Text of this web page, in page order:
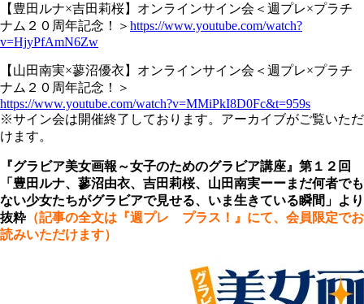
【豊田ルナ×吉田莉桜】オンラインサイン会＜週プレ×プラチ
ナム２０周年記念！＞ https://www.youtube.com/watch?
v=HjyPfAmN6Zw
【山田南実×蓼沼優衣】オンラインサイン会＜週プレ×プラチ
ナム２０周年記念！＞
https://www.youtube.com/watch?v=MMiPkI8D0Fc&t=959s
※サイン会は開催終了しております。アーカイブがご覧いただ
けます。
『グラビア美女画報～女子のためのグラビア講座』第１２回
「豊田ルナ、蓼沼由衣、吉田莉桜、山田南実ーーまだ何者でも
ない少女たちがグラビアで見せる、いま生きている瞬間」より
抜粋 （記事の全文は『週プレ プラス！』にて、会員限定でお
読みいただけます）